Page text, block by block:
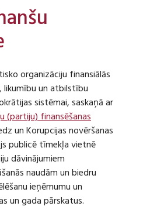
organizāciju finansiālās
un atbilstību
sistēmai, saskaņā ar
(partiju) finansēšanas
un Korupcijas novēršanas
publicē tīmekļa vietnē
dāvinājumiem
naudām un biedru
ieņēmumu un
un gada pārskatus.